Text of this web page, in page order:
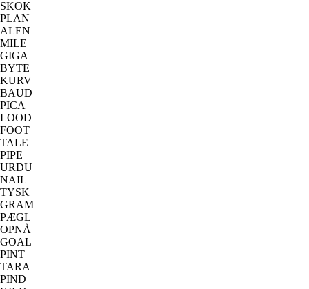
SKOK
PLAN
ALEN
MILE
GIGA
BYTE
KURV
BAUD
PICA
LOOD
FOOT
TALE
PIPE
URDU
NAIL
TYSK
GRAM
PÆGL
OPNÅ
GOAL
PINT
TARA
PIND